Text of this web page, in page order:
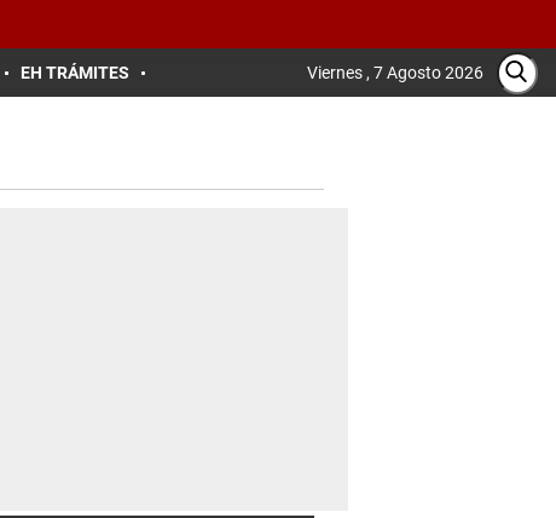
EH TRÁMITES Viernes , 7 Agosto 2026